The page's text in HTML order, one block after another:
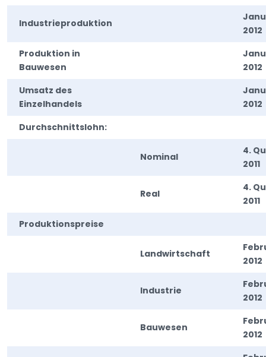
Industrieproduktion
2012
Produktion in
Bauwesen
2012
Umsatz des
Einzelhandels
2012
Durchschnittslohn:
Nominal
4.
2011
Real
4.
2011
Produktionspreise
Landwirtschaft
2012
Industrie
2012
Bauwesen
2012